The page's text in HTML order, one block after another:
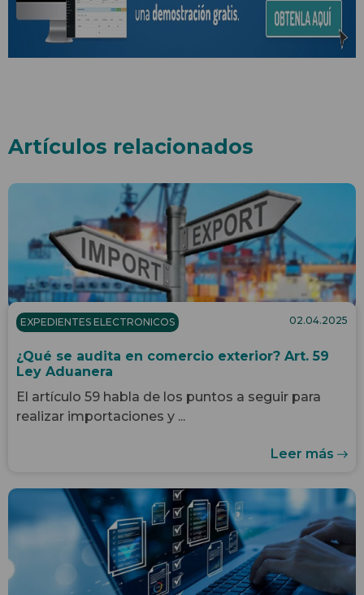
Artículos relacionados
EXPEDIENTES ELECTRONICOS 02.04.2025
¿Qué se audita en comercio exterior? Art. 59
Ley Aduanera
El artículo 59 habla de los puntos a seguir para
realizar importaciones y ...
Leer más